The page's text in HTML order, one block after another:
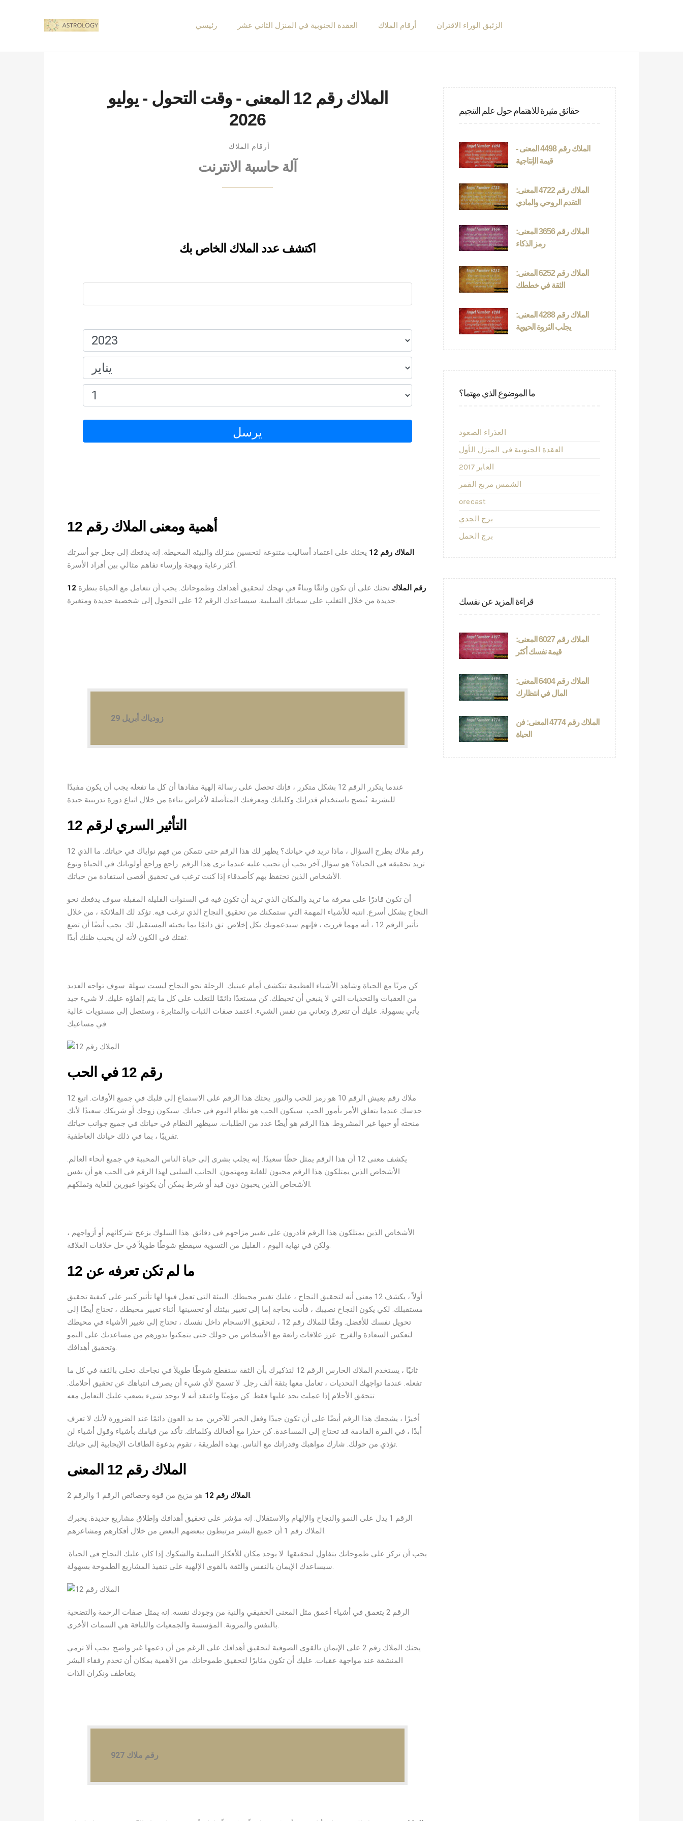
رئيسي العقدة الجنوبية في المنزل الثاني عشر أرقام الملاك الزئبق الوراء الاقتران
الملاك رقم 12 المعنى - وقت التحول - يوليو
2026
أرقام الملاك
آلة حاسبة الانترنت
اكتشف عدد الملاك الخاص بك
يرسل
أهمية ومعنى الملاك رقم 12
الملاك رقم 12
يحثك على اعتماد أساليب متنوعة لتحسين منزلك والبيئة المحيطة. إنه يدفعك إلى جعل جو أسرتك
أكثر رعاية وبهجة وإرساء تفاهم مثالي بين أفراد الأسرة.
12 رقم الملاك تحثك على أن تكون واثقًا وبناءً في نهجك لتحقيق أهدافك وطموحاتك. يجب أن تتعامل مع الحياة بنظرة
جديدة من خلال التغلب على سماتك السلبية. سيساعدك الرقم 12 على التحول إلى شخصية جديدة ومتغيرة.
زودياك أبريل 29
عندما يتكرر الرقم 12 بشكل متكرر ، فإنك تحصل على رسالة إلهية مفادها أن كل ما تفعله يجب أن يكون مفيدًا
للبشرية. يُنصح باستخدام قدراتك وكلياتك ومعرفتك المتأصلة لأغراض بناءة من خلال اتباع دورة تدريبية جيدة.
التأثير السري لرقم 12
12 رقم ملاك يطرح السؤال ، ماذا تريد في حياتك؟ يظهر لك هذا الرقم حتى تتمكن من فهم نواياك في حياتك. ما الذي
تريد تحقيقه في الحياة؟ هو سؤال آخر يجب أن تجيب عليه عندما ترى هذا الرقم. راجع وراجع أولوياتك في الحياة ونوع
الأشخاص الذين تحتفظ بهم كأصدقاء إذا كنت ترغب في تحقيق أقصى استفادة من حياتك.
أن تكون قادرًا على معرفة ما تريد والمكان الذي تريد أن تكون فيه في السنوات القليلة المقبلة سوف يدفعك نحو
النجاح بشكل أسرع. انتبه للأشياء المهمة التي ستمكنك من تحقيق النجاح الذي ترغب فيه. تؤكد لك الملائكة ، من خلال
تأثير الرقم 12 ، أنه مهما قررت ، فإنهم سيدعمونك بكل إخلاص. ثق دائمًا بما يخبئه المستقبل لك. يجب أيضًا أن تضع
ثقتك في الكون لأنه لن يخيب ظنك أبدًا.
كن مرنًا مع الحياة وشاهد الأشياء العظيمة تتكشف أمام عينيك. الرحلة نحو النجاح ليست سهلة. سوف تواجه العديد
من العقبات والتحديات التي لا ينبغي أن تحبطك. كن مستعدًا دائمًا للتغلب على كل ما يتم إلقاؤه عليك. لا شيء جيد
يأتي بسهولة. عليك أن تتعرق وتعاني من نفس الشيء. اعتمد صفات الثبات والمثابرة ، وستصل إلى مستويات عالية
في مساعيك.
رقم 12 في الحب
12 ملاك رقم يعيش الرقم 10 هو رمز للحب والنور. يحثك هذا الرقم على الاستماع إلى قلبك في جميع الأوقات. اتبع
حدسك عندما يتعلق الأمر بأمور الحب. سيكون الحب هو نظام اليوم في حياتك. سيكون زوجك أو شريكك سعيدًا لأنك
منحته أو حبها غير المشروط. هذا الرقم هو أيضًا عدد من الطلبات. سيظهر النظام في حياتك في جميع جوانب حياتك
تقريبًا ، بما في ذلك حياتك العاطفية.
يكشف معنى 12 أن هذا الرقم يمثل حظًا سعيدًا. إنه يجلب بشرى إلى حياة الناس المحببة في جميع أنحاء العالم.
الأشخاص الذين يمتلكون هذا الرقم محبون للغاية ومهتمون. الجانب السلبي لهذا الرقم في الحب هو أن نفس
الأشخاص الذين يحبون دون قيد أو شرط يمكن أن يكونوا غيورين للغاية وتملكهم.
الأشخاص الذين يمتلكون هذا الرقم قادرون على تغيير مزاجهم في دقائق. هذا السلوك يزعج شركائهم أو أزواجهم ،
ولكن في نهاية اليوم ، القليل من التسوية سيقطع شوطًا طويلاً في حل خلافات العلاقة.
ما لم تكن تعرفه عن 12
أولاً ، يكشف 12 معنى أنه لتحقيق النجاح ، عليك تغيير محيطك. البيئة التي تعمل فيها لها تأثير كبير على كيفية تحقيق
مستقبلك. لكي يكون النجاح نصيبك ، فأنت بحاجة إما إلى تغيير بيئتك أو تحسينها. أثناء تغيير محيطك ، تحتاج أيضًا إلى
تحويل نفسك للأفضل. وفقًا للملاك رقم 12 ، لتحقيق الانسجام داخل نفسك ، تحتاج إلى تغيير الأشياء في محيطك
لتعكس السعادة والفرح. عزز علاقات رائعة مع الأشخاص من حولك حتى يتمكنوا بدورهم من مساعدتك على النمو
وتحقيق أهدافك.
ثانيًا ، يستخدم الملاك الحارس الرقم 12 لتذكيرك بأن الثقة ستقطع شوطًا طويلاً في نجاحك. تحلى بالثقة في كل ما
تفعله. عندما تواجهك التحديات ، تعامل معها بثقة ألف رجل. لا تسمح لأي شيء أن يصرف انتباهك عن تحقيق أحلامك.
تتحقق الأحلام إذا عملت بجد عليها فقط. كن مؤمنًا واعتقد أنه لا يوجد شيء يصعب عليك التعامل معه.
أخيرًا ، يشجعك هذا الرقم أيضًا على أن تكون جيدًا وفعل الخير للآخرين. مد يد العون دائمًا عند الضرورة لأنك لا تعرف
أبدًا ، في المرة القادمة قد تحتاج إلى المساعدة. كن حذرا مع أفعالك وكلماتك. تأكد من قيامك بأشياء وقول أشياء لن
تؤذي من حولك. شارك مواهبك وقدراتك مع الناس. بهذه الطريقة ، تقوم بدعوة الطاقات الإيجابية إلى حياتك.
الملاك رقم 12 المعنى
الملاك رقم 12 هو مزيج من قوة وخصائص الرقم 1 والرقم 2.
الرقم 1 يدل على النمو والنجاح والإلهام والاستقلال. إنه مؤشر على تحقيق أهدافك وإطلاق مشاريع جديدة. يخبرك
الملاك رقم 1 أن جميع البشر مرتبطون ببعضهم البعض من خلال أفكارهم ومشاعرهم.
يجب أن تركز على طموحاتك بتفاؤل لتحقيقها. لا يوجد مكان للأفكار السلبية والشكوك إذا كان عليك النجاح في الحياة.
سيساعدك الإيمان بالنفس والثقة بالقوى الإلهية على تنفيذ المشاريع الطموحة بسهولة.
الرقم 2 يتعمق في أشياء أعمق مثل المعنى الحقيقي والنية من وجودك نفسه. إنه يمثل صفات الرحمة والتضحية
بالنفس والمرونة. المؤسسة والجمعيات واللباقة هي السمات الأخرى.
يحثك الملاك رقم 2 على الإيمان بالقوى الصوفية لتحقيق أهدافك على الرغم من أن دعمها غير واضح. يجب ألا ترمي
المنشفة عند مواجهة عقبات. عليك أن تكون مثابرًا لتحقيق طموحاتك. من الأهمية بمكان أن تخدم رفقاء البشر
بتعاطف ونكران الذات.
927 رقم ملاك
حقائق مثيرة للاهتمام حول علم التنجيم
الملاك رقم 4498 المعنى -
قيمة الإنتاجية
الملاك رقم 4722 المعنى:
التقدم الروحي والمادي
الملاك رقم 3656 المعنى:
رمز الذكاء
الملاك رقم 6252 المعنى:
الثقة في خططك
الملاك رقم 4288 المعنى:
يجلب الثروة الحيوية
ما الموضوع الذي مهتما؟
العذراء الصعود
العقدة الجنوبية في المنزل الأول
2017 العابر
الشمس مربع القمر
orecast
برج الجدي
برج الحمل
قراءة المزيد عن نفسك
الملاك رقم 6027 المعنى:
قيمة نفسك أكثر
الملاك رقم 6404 المعنى:
المال في انتظارك
الملاك رقم 4774 المعنى: فن
الحياة